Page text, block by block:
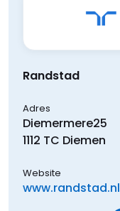
Randstad
Adres
Diemermere25
1112 TC Diemen
Website
www.randstad.nl